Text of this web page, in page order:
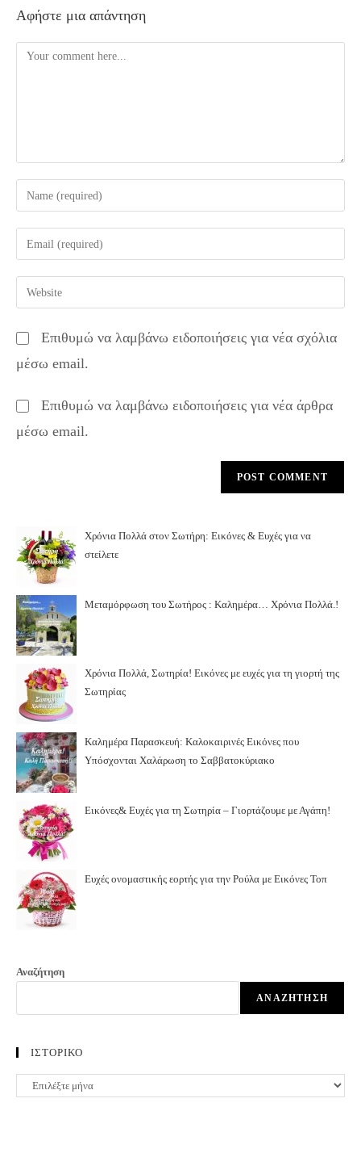
Αφήστε μια απάντηση
Comment
Enter
your
name
comment
Enter
your
email
address
comment
Enter
your
URL
(optional)
Επιθυμώ να λαμβάνω ειδοποιήσεις για νέα σχόλια
μέσω email.
Επιθυμώ να λαμβάνω ειδοποιήσεις για νέα άρθρα
μέσω email.
Χρόνια Πολλά στον Σωτήρη: Εικόνες & Ευχές για να
στείλετε
Μεταμόρφωση του Σωτήρος : Καλημέρα… Χρόνια Πολλά.!
Χρόνια Πολλά, Σωτηρία! Εικόνες με ευχές για τη γιορτή της
Σωτηρίας
Καλημέρα Παρασκευή: Καλοκαιρινές Εικόνες που
Υπόσχονται Χαλάρωση το Σαββατοκύριακο
Εικόνες& Ευχές για τη Σωτηρία – Γιορτάζουμε με Αγάπη!
Ευχές ονομαστικής εορτής για την Ρούλα με Εικόνες Τοπ
Αναζήτηση
ΑΝΑΖΉΤΗΣΗ
ΙΣΤΟΡΙΚΟ
ΙΣΤΟΡΙΚΟ